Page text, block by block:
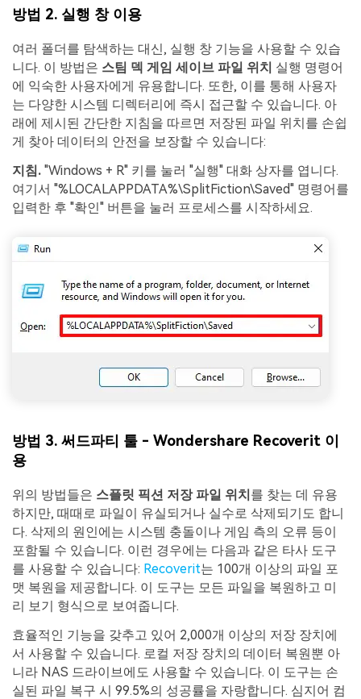
방법 2. 실행 창 이용
여러 폴더를 탐색하는 대신, 실행 창 기능을 사용할 수 있습
니다. 이 방법은 스팀 덱 게임 세이브 파일 위치 실행 명령어
에 익숙한 사용자에게 유용합니다. 또한, 이를 통해 사용자
는 다양한 시스템 디렉터리에 즉시 접근할 수 있습니다. 아
래에 제시된 간단한 지침을 따르면 저장된 파일 위치를 손쉽
게 찾아 데이터의 안전을 보장할 수 있습니다:
지침. "Windows + R" 키를 눌러 "실행" 대화 상자를 엽니다.
여기서 "%LOCALAPPDATA%\SplitFiction\Saved" 명령어를
입력한 후 "확인" 버튼을 눌러 프로세스를 시작하세요.
방법 3. 써드파티 툴 - Wondershare Recoverit 이
용
위의 방법들은 스플릿 픽션 저장 파일 위치를 찾는 데 유용
하지만, 때때로 파일이 유실되거나 실수로 삭제되기도 합니
다. 삭제의 원인에는 시스템 충돌이나 게임 측의 오류 등이
포함될 수 있습니다. 이런 경우에는 다음과 같은 타사 도구
를 사용할 수 있습니다: Recoverit는 100개 이상의 파일 포
맷 복원을 제공합니다. 이 도구는 모든 파일을 복원하고 미
리 보기 형식으로 보여줍니다.
효율적인 기능을 갖추고 있어 2,000개 이상의 저장 장치에
서 사용할 수 있습니다. 로컬 저장 장치의 데이터 복원뿐 아
니라 NAS 드라이브에도 사용할 수 있습니다. 이 도구는 손
실된 파일 복구 시 99.5%의 성공률을 자랑합니다. 심지어 컴